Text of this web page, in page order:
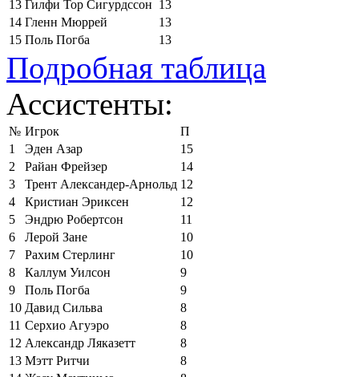
13 Гилфи Тор Сигурдссон 13
14 Гленн Мюррей
13
15 Поль Погба 13
Подробная таблица
Ассистенты:
№ Игрок
П
1
Эден Азар
15
2
Райан Фрейзер
14
3
Трент Александер-Арнольд 12
4
Кристиан Эриксен
12
5
Эндрю Робертсон
11
6
Лерой Зане
10
7
Рахим Стерлинг
10
8
Каллум Уилсон
9
9
Поль Погба
9
10 Давид Сильва
8
11 Серхио Агуэро
8
12 Александр Ляказетт
8
13 Мэтт Ритчи
8